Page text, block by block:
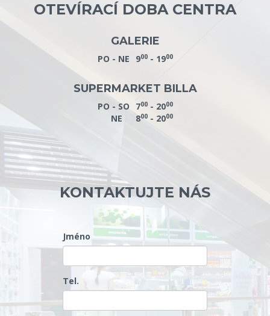
OTEVÍRACÍ DOBA CENTRA
GALERIE
PO - NE 900- 1900
SUPERMARKET BILLA
PO - SO 700- 2000
NE 800- 2000
KONTAKTUJTE NÁS
Jméno
Tel.